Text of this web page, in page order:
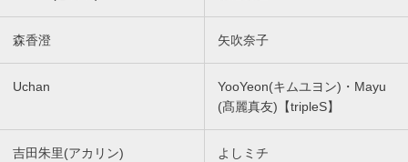
森香澄 矢吹奈子
Uchan
YooYeon(キムユヨン)・Mayu
(髙麗真友)【tripleS】
吉田朱里(アカリン) よしミチ